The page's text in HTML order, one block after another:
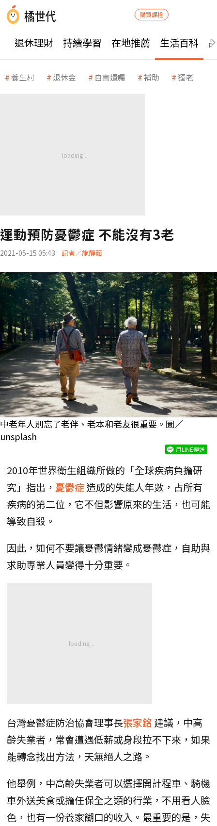
購買課程
退休理財 持續學習 在地推薦 生活百科
養生村 退休金 自書遺囑 補助 獨老
運動預防憂鬱症 不能沒有3老
2021-05-15 05:43 記者／施靜茹
中老年人別忘了老伴、老本和老友很重要。圖／
unsplash
用LINE傳送
2010年世界衛生組織所做的「全球疾病負擔研
究」指出， 憂鬱症造成的失能人年數，占所有
疾病的第二位，它不但影響原來的生活，也可能
導致自殺。
因此，如何不要讓憂鬱情緒變成憂鬱症，自助與
求助專業人員變得十分重要。
台灣憂鬱症防治協會理事長張家銘 建議，中高
齡失業者，常會遭遇低薪或身段拉不下來，如果
能轉念找出方法，天無絕人之路。
他舉例，中高齡失業者可以選擇開計程車、騎機
車外送美食或擔任保全之類的行業，不用看人臉
色，也有一份養家餬口的收入。最重要的是，失